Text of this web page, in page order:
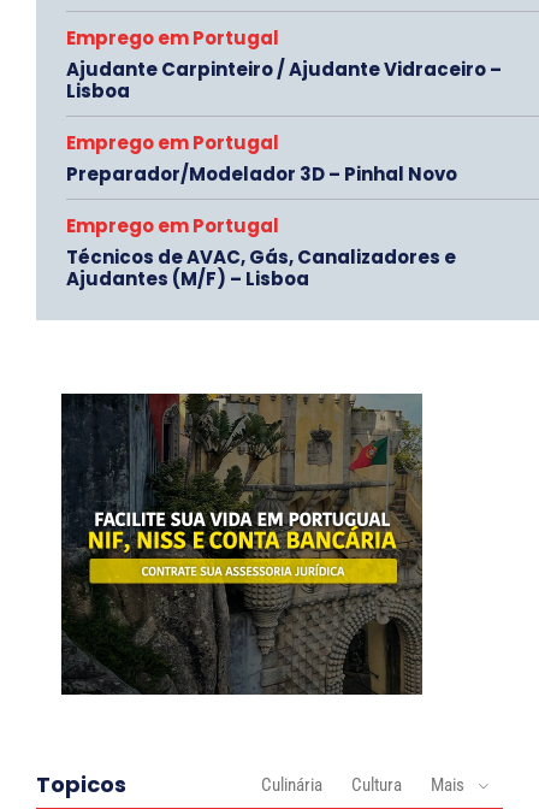
Emprego em Portugal
Ajudante Carpinteiro / Ajudante Vidraceiro –
Lisboa
Emprego em Portugal
Preparador/Modelador 3D – Pinhal Novo
Emprego em Portugal
Técnicos de AVAC, Gás, Canalizadores e
Ajudantes (M/F) – Lisboa
Topicos Culinária Cultura Mais